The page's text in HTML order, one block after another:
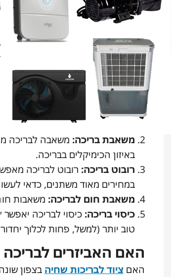
שחשוב להכיר בנושא של ציוד
אם אתם מחפשים אחר ציוד לבריכות
בוטיק ברמת הגולן, באזור הגליל
גם בריכות פרטיות. בתוך כך, חשוב
בכל הנוגע לרכישת ציוד בריכות
פילטרים:
מסננים לבריכות
ההכרחי ביותר בכל בריכת שחייה.
משאבת בריכה: משאבה לבריכה
באיזון הכימיקלים בבריכה.
רובוט בריכה:
במחירים מאוד משתנים, כדאי
משאבת חום לבריכה: משאבות
כיסוי בריכה: כיסוי לבריכה
טוב יותר (למשל, פחות לכלוך
האם האביזרים
האם ציוד לבריכות שחיה בצפון